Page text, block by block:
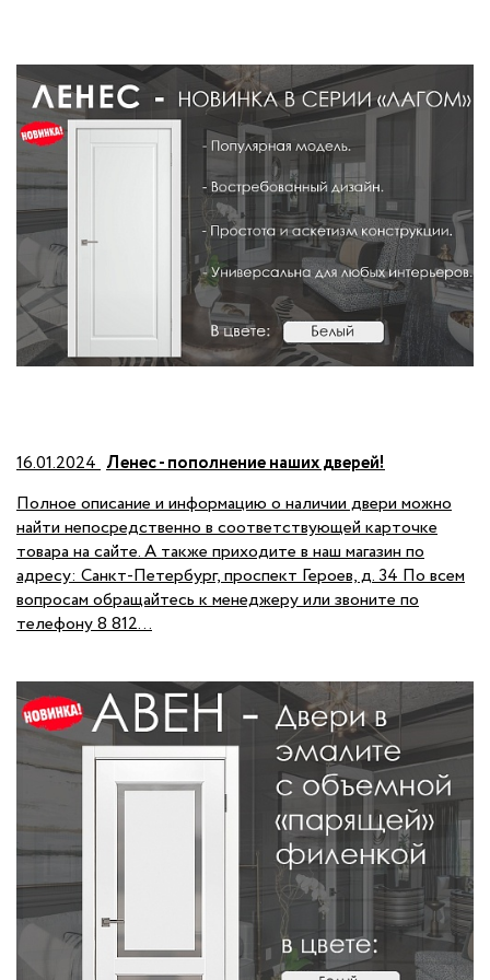
16.01.2024 Ленес - пополнение наших дверей!
Полное описание и информацию о наличии двери можно
найти непосредственно в соответствующей карточке
товара на сайте. А также приходите в наш магазин по
адресу: Санкт-Петербург, проспект Героев, д. 34 По всем
вопросам обращайтесь к менеджеру или звоните по
телефону 8 812...